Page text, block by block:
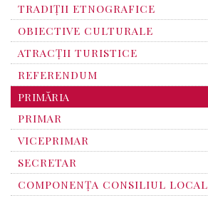
TRADIȚII ETNOGRAFICE
OBIECTIVE CULTURALE
ATRACȚII TURISTICE
REFERENDUM
PRIMĂRIA
PRIMAR
VICEPRIMAR
SECRETAR
COMPONENȚA CONSILIUL LOCAL